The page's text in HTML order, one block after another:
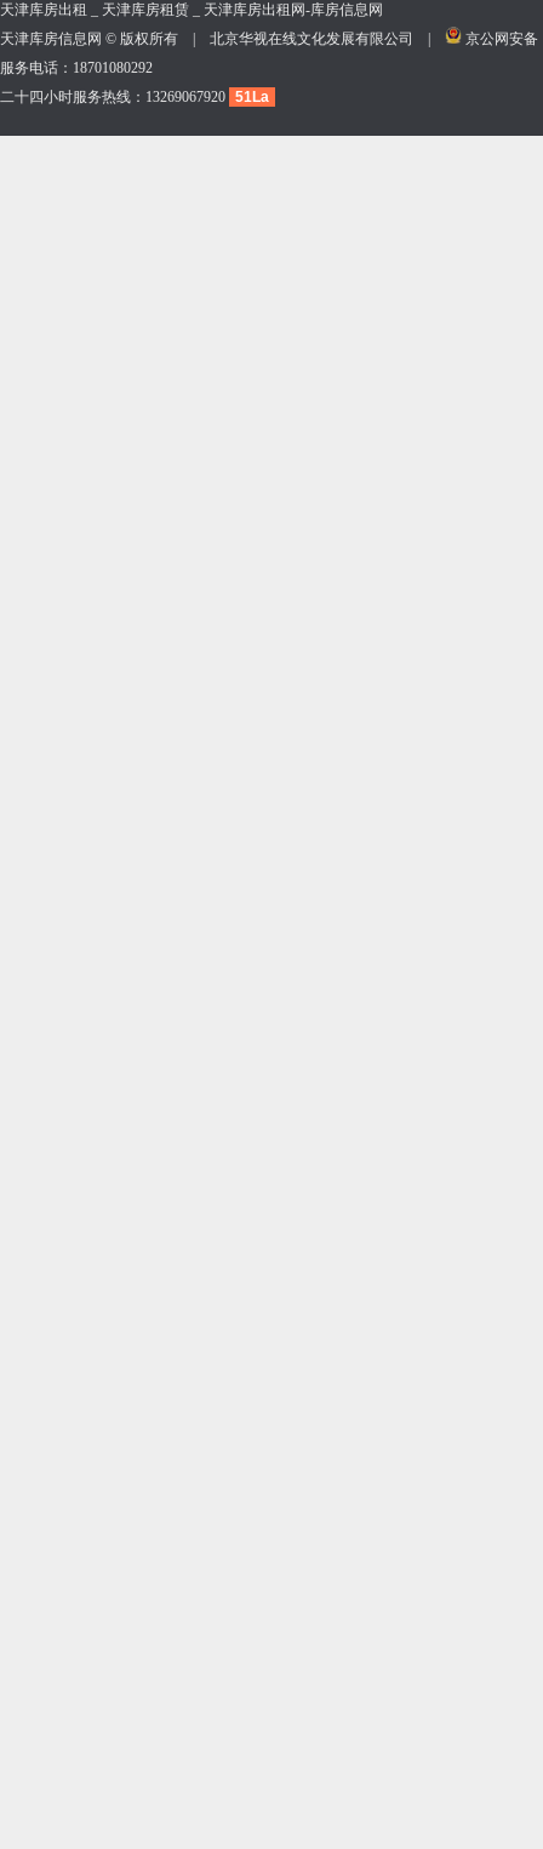
天津库房出租 _ 天津库房租赁 _ 天津库房出租网-库房信息网
天津库房信息网 © 版权所有 | 北京华视在线文化发展有限公司 |
京公网安备
服务电话：18701080292
二十四小时服务热线：13269067920 51La